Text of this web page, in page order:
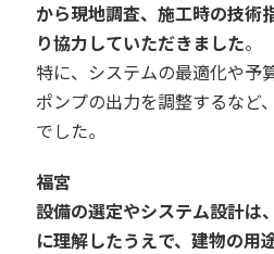
から現地調査、施工時の技術
り協力していただきました。
特に、システムの最適化や予
ポンプの出力を調整するなど
でした。
福宮
設備の選定やシステム設計は
に理解したうえで、建物の用